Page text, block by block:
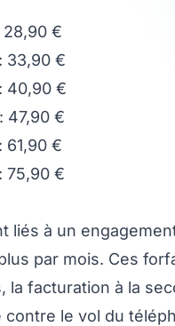
28,90 €
33,90 €
40,90 €
47,90 €
61,90 €
75,90 €
liés à un
par mois. Ces
la facturation à la
contre le vol du